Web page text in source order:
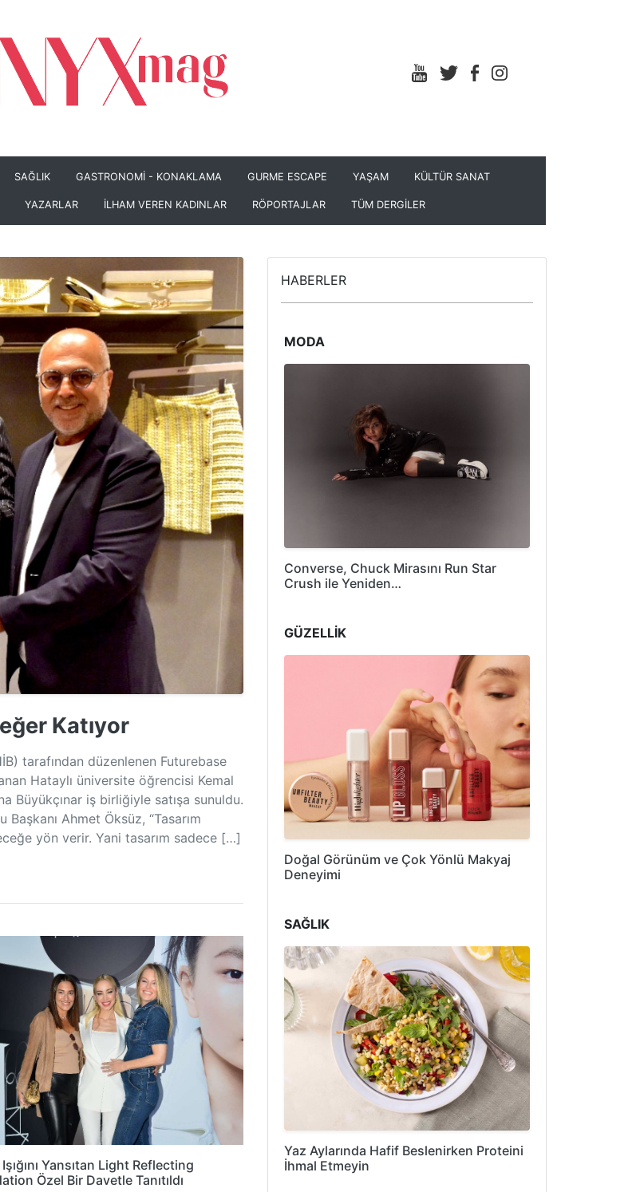
SAĞLIK GASTRONOMİ - KONAKLAMA GURME ESCAPE YAŞAM KÜLTÜR SANAT
YAZARLAR İLHAM VEREN KADINLAR RÖPORTAJLAR TÜM DERGİLER
Katıyor
tarafından düzenlenen Futurebase
Hataylı üniversite öğrencisi Kemal
Büyükçınar iş birliğiyle satışa sunuldu.
Ahmet Öksüz, “Tasarım
yön verir. Yani tasarım sadece […]
Yansıtan Light Reflecting
Özel Bir Davetle Tanıtıldı
HABERLER
MODA
Converse, Chuck Mirasını Run Star
Crush ile Yeniden…
GÜZELLİK
Doğal Görünüm ve Çok Yönlü Makyaj
Deneyimi
SAĞLIK
Yaz Aylarında Hafif Beslenirken Proteini
İhmal Etmeyin